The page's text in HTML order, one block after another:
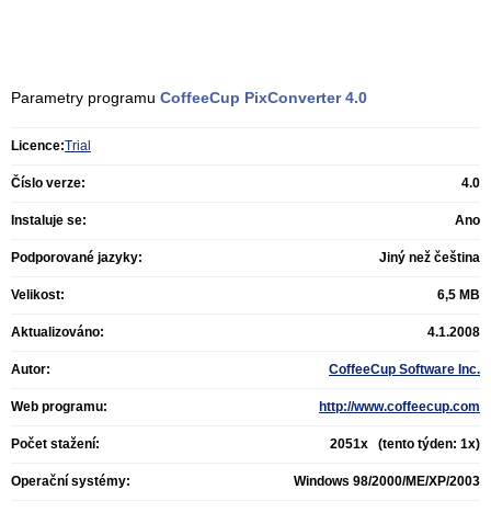
Parametry programu CoffeeCup PixConverter 4.0
Licence:Trial
Číslo verze: 4.0
Instaluje se: Ano
Podporované jazyky: Jiný než čeština
Velikost: 6,5 MB
Aktualizováno: 4.1.2008
Autor: CoffeeCup Software Inc.
Web programu: http://www.coffeecup.com
Počet stažení: 2051x (tento týden: 1x)
Operační systémy: Windows 98/2000/ME/XP/2003